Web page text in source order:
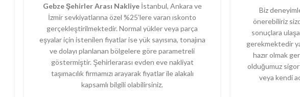
Gebze Şehirler Arası Nakliyeİstanbul, Ankara ve
İzmir sevkiyatlarına özel %25’lere varan ıskonto
gerçekleştirilmektedir. Normal yükler veya parça
eşyalar için istenilen fiyatlar ise yük sayısına, tonajına
ve dolayı planlanan bölgelere göre parametreli
göstermiştir. Şehirlerarası evden eve nakliyat
taşımacılık firmamızı arayarak fiyatlar ile alakalı
kapsamlı bilgili olabilirsiniz.
Biz
önerebiliriz
sonuçlara
gerekmektedir
hazır olmak
olduğumuz
veya kendi